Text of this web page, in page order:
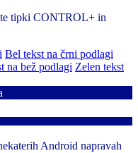
tipki CONTROL+ in
Bel tekst na črni podlagi
na bež podlagi Zelen tekst
Android napravah